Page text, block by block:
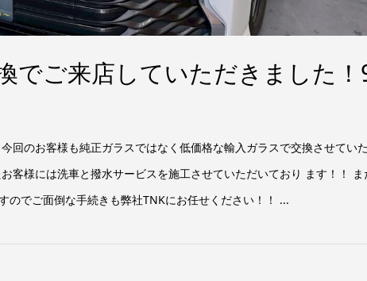
でご来店していただきました！
回のお客様も純正ガラスではなく低価格な輸入ガラスで交換させてい
客様には洗車と撥水サービスを施工させていただいており ます！！ ま
のでご面倒な手続きも弊社TNKにお任せください！！ ...